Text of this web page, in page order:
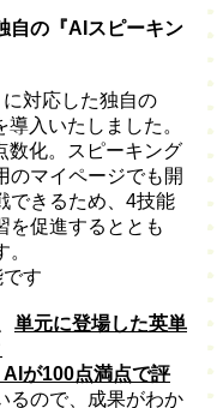
自の『AIスピーキン
対応した独自の
入いたしました。
数化。スピーキング
のマイページでも開
できるため、4技能
を促進するととも
す
単元に登場した英単
が100点満点で評
るので、成果がわか